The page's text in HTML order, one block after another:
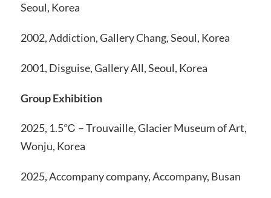
Seoul, Korea
2002, Addiction, Gallery Chang, Seoul, Korea
2001, Disguise, Gallery All, Seoul, Korea
Group Exhibition
2025, 1.5℃ – Trouvaille, Glacier Museum of Art,
Wonju, Korea
2025, Accompany company, Accompany, Busan